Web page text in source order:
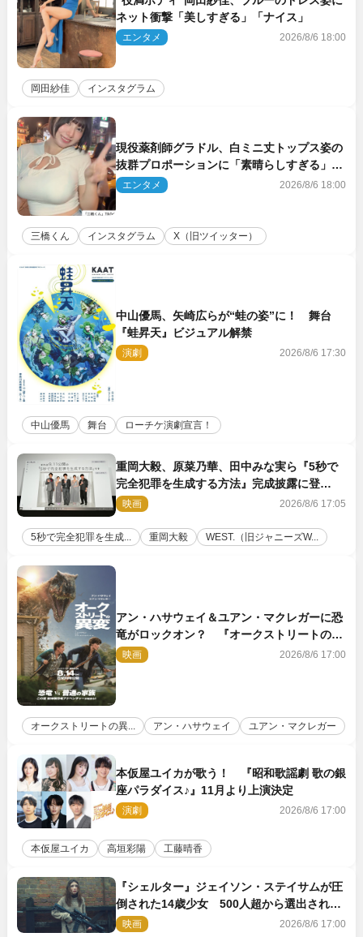
ネット衝撃「美しすぎる」「ナイス」
エンタメ 2026/8/6 18:00
岡田紗佳 インスタグラム
現役薬剤師グラドル、白ミニ丈トップス姿の
抜群プロポーションに「素晴らしすぎる」
「すっっっご！」とネット絶賛
エンタメ 2026/8/6 18:00
三橋くん インスタグラム X（旧ツイッター）
中山優馬、矢崎広らが“蛙の姿”に！ 舞台
『蛙昇天』ビジュアル解禁
演劇 2026/8/6 17:30
中山優馬 舞台 ローチケ演劇宣言！
重岡大毅、原菜乃華、田中みな実ら『5秒で
完全犯罪を生成する方法』完成披露に登
壇！ それぞれのAI活用術も発表
映画 2026/8/6 17:05
5秒で完全犯罪を生成... 重岡大毅 WEST.（旧ジャニーズW...
アン・ハサウェイ＆ユアン・マクレガーに恐
竜がロックオン？ 『オークストリートの異
変』新ビジュアル＆本編映像初解禁
映画 2026/8/6 17:00
オークストリートの異... アン・ハサウェイ ユアン・マクレガー
本仮屋ユイカが歌う！ 『昭和歌謡劇 歌の銀
座パラダイス♪』11月より上演決定
演劇 2026/8/6 17:00
本仮屋ユイカ 高垣彩陽 工藤晴香
『シェルター』ジェイソン・ステイサムが圧
倒された14歳少女 500人超から選出された
新鋭ボディ・レイ・ブレスナックとは
映画 2026/8/6 17:00